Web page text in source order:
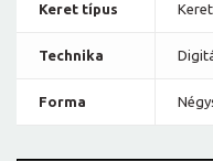
Keret típus
Technika
Forma